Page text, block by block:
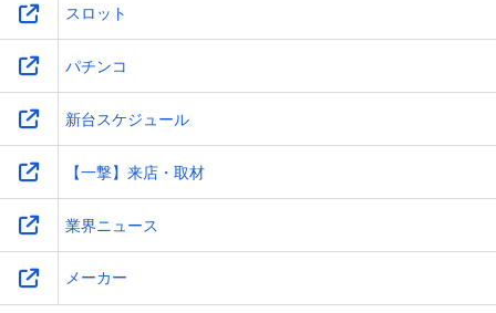
スロット
パチンコ
新台スケジュール
【一撃】来店・取材
業界ニュース
メーカー